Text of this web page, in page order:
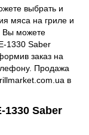
выбрать и
мяса на гриле и
Вы можете
1330 Saber
заказ на
Продажа
в
1330 Saber